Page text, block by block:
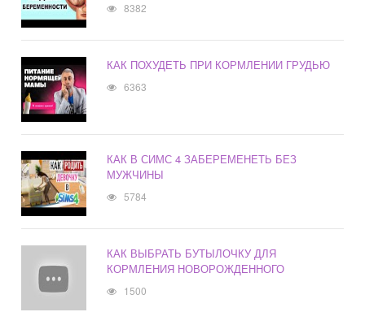
8382
КАК ПОХУДЕТЬ ПРИ КОРМЛЕНИИ ГРУДЬЮ
6363
КАК В СИМС 4 ЗАБЕРЕМЕНЕТЬ БЕЗ
МУЖЧИНЫ
5784
КАК ВЫБРАТЬ БУТЫЛОЧКУ ДЛЯ
КОРМЛЕНИЯ НОВОРОЖДЕННОГО
1500